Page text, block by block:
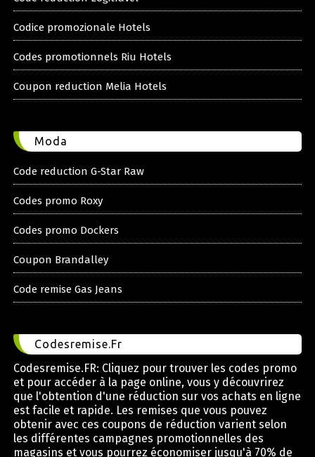
Codice promozionale Hotels
Codes promotionnels Riu Hotels
Coupon reduction Melia Hotels
Moda
Code reduction G-Star Raw
Codes promo Roxy
Codes promo Dockers
Coupon Brandalley
Code remise Gas Jeans
Codesremise.Fr
Codesremise.FR: Cliquez pour trouver les codes promo
et pour accéder à la page online, vous y découvrirez
que l'obtention d'une réduction sur vos achats en ligne
est facile et rapide. Les remises que vous pouvez
obtenir avec ces coupons de réduction varient selon
les différentes campagnes promotionnelles des
magasins et vous pourrez économiser jusqu'à 70% de